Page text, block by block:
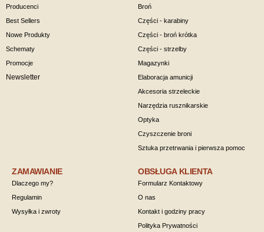
Producenci
Best Sellers
Nowe Produkty
Schematy
Promocje
Newsletter
Broń
Części - karabiny
Części - broń krótka
Części - strzelby
Magazynki
Elaboracja amunicji
Akcesoria strzeleckie
Narzędzia rusznikarskie
Optyka
Czyszczenie broni
Sztuka przetrwania i pierwsza pomoc
ZAMAWIANIE
Dlaczego my?
Regulamin
Wysyłka i zwroty
OBSŁUGA KLIENTA
Formularz Kontaktowy
O nas
Kontakt i godziny pracy
Polityka Prywatności